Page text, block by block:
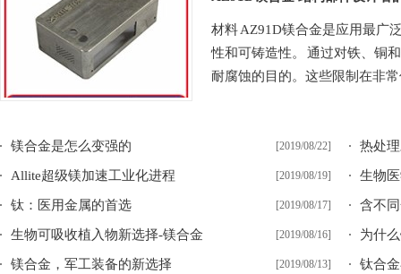
材料 AZ91D镁合金是应用最广
性和可铸造性。 通过对铁、铜
耐腐蚀的目的。这些限制在非
[2019/08/22]
镁合金是怎么变强的 热处
[2019/08/19]
Allite超级镁加速工业化进程 生物
[2019/08/17]
钛：医用金属的首选 含不
[2019/08/16]
生物可吸收植入物新选择-镁合金 为什
[2019/08/13]
镁合金，军工装备的新选择 钛合